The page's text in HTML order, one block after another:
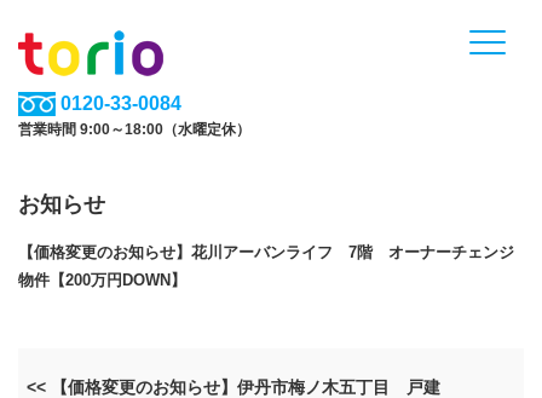
0120-33-0084
営業時間 9:00～18:00（水曜定休）
お知らせ
【価格変更のお知らせ】花川アーバンライフ 7階 オーナーチェンジ
物件【200万円DOWN】
<< 【価格変更のお知らせ】伊丹市梅ノ木五丁目 戸建